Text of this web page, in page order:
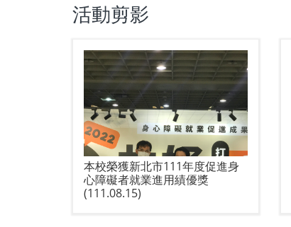
活動剪影
本校榮獲新北市111年度促進身
心障礙者就業進用績優獎
(111.08.15)